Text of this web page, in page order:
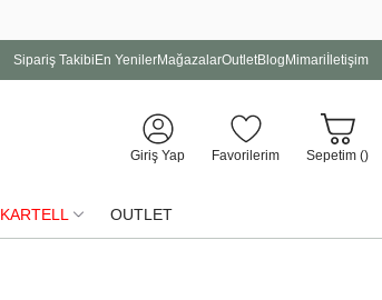
Sipariş Takibi En YenilerMağazalarOutletBlog Mimari İletişim
Giriş Yap Favorilerim Sepetim ()
KARTELL OUTLET